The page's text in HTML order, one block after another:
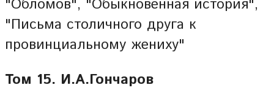
"Обломов", "Обыкновенная история",
"Письма столичного друга к
провинциальному жениху"
Том 15. И.А.Гончаров